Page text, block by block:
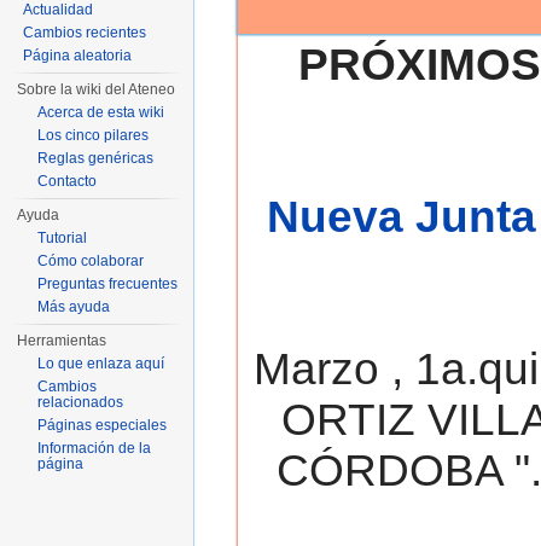
Nueva
Marzo ,
ORTIZ
CÓRDOBA
Actualidad
Cambios recientes
Página aleatoria
Sobre la wiki del Ateneo
Acerca de esta wiki
Los cinco pilares
Reglas genéricas
Contacto
Ayuda
Tutorial
Cómo colaborar
Preguntas frecuentes
Más ayuda
Herramientas
Lo que enlaza aquí
Cambios
relacionados
Páginas especiales
Información de la
página